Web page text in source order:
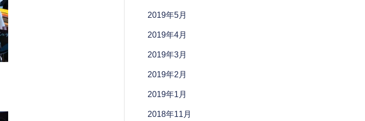
2019年5月
2019年4月
2019年3月
2019年2月
2019年1月
2018年11月